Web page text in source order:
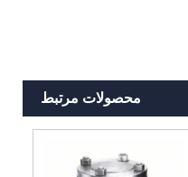
محصولات مرتبط